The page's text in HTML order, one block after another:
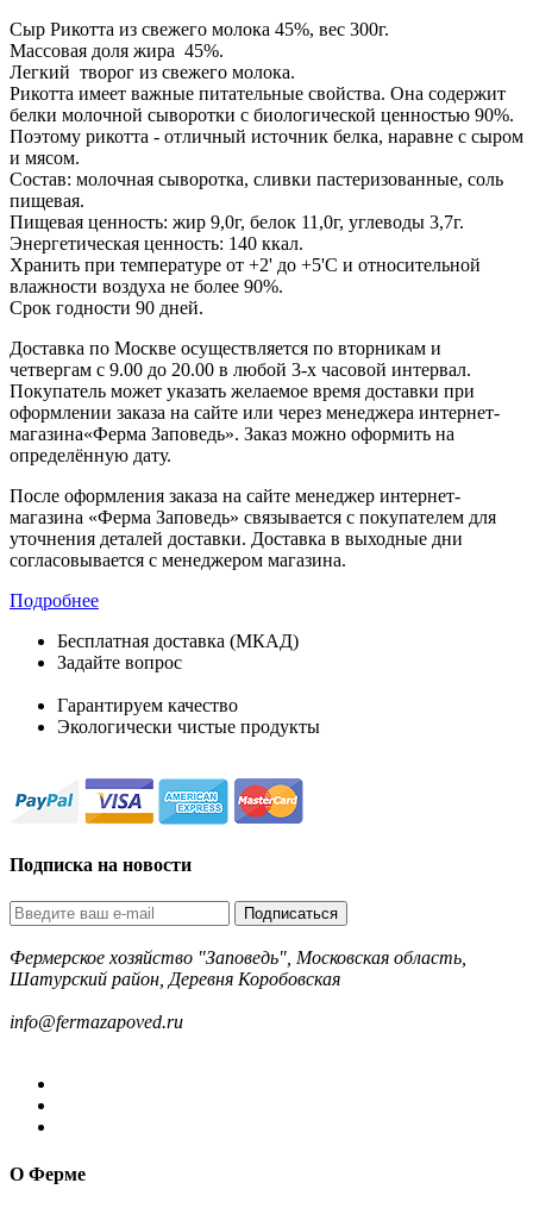
Сыр Рикотта из свежего молока 45%, вес 300г.
Массовая доля жира 45%.
Легкий творог из свежего молока.
Рикотта имеет важные питательные свойства. Она содержит
белки молочной сыворотки с биологической ценностью 90%.
Поэтому рикотта - отличный источник белка, наравне с сыром
и мясом.
Состав: молочная сыворотка, сливки пастеризованные, соль
пищевая.
Пищевая ценность: жир 9,0г, белок 11,0г, углеводы 3,7г.
Энергетическая ценность: 140 ккал.
Хранить при температуре от +2' до +5'C и относительной
влажности воздуха не более 90%.
Срок годности 90 дней.
Доставка по Москве осуществляется по вторникам и
четвергам с 9.00 до 20.00 в любой 3-х часовой интервал.
Покупатель может указать желаемое время доставки при
оформлении заказа на сайте или через менеджера интернет-
магазина«Ферма Заповедь». Заказ можно оформить на
определённую дату.
После оформления заказа на сайте менеджер интернет-
магазина «Ферма Заповедь» связывается с покупателем для
уточнения деталей доставки. Доставка в выходные дни
согласовывается с менеджером магазина.
Подробнее
Бесплатная доставка (МКАД)
Задайте вопрос
Гарантируем качество
Экологически чистые продукты
Подписка на новости
Подписаться
Фермерское хозяйство "Заповедь", Московская область,
Шатурский район, Деревня Коробовская
info@fermazapoved.ru
О Ферме